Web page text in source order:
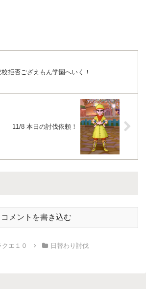
校拒否ござえもん学園へいく！
11/8 本日の討伐依頼！
コメントを書き込む
クエ１０ 日替わり討伐